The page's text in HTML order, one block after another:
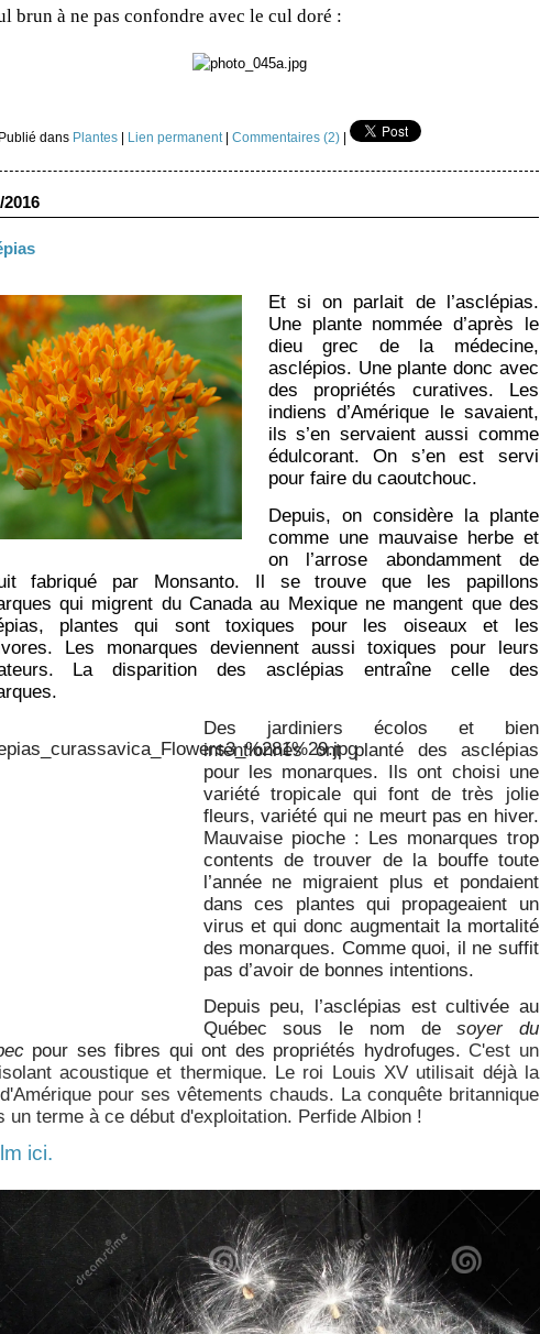
brun à ne pas confondre avec le cul doré :
dans Plantes| Lien permanent| Commentaires (2)|
2016
Et si on parlait de l’asclépias.
Une plante nommée d’après le
dieu grec de la médecine,
asclépios. Une plante donc avec
des propriétés curatives. Les
indiens d’Amérique le savaient,
ils s’en servaient aussi comme
édulcorant. On s’en est servi
pour faire du caoutchouc.
Depuis, on considère la plante
comme une mauvaise herbe et
on l’arrose abondamment de
fabriqué par Monsanto. Il se trouve que les papillons
qui migrent du Canada au Mexique ne mangent que des
plantes qui sont toxiques pour les oiseaux et les
Les monarques deviennent aussi toxiques pour leurs
La disparition des asclépias entraîne celle des
Des jardiniers écolos et bien
intentionnés ont planté des asclépias
pour les monarques. Ils ont choisi une
variété tropicale qui font de très jolie
fleurs, variété qui ne meurt pas en hiver.
Mauvaise pioche : Les monarques trop
contents de trouver de la bouffe toute
l’année ne migraient plus et pondaient
dans ces plantes qui propageaient un
virus et qui donc augmentait la mortalité
des monarques. Comme quoi, il ne suffit
pas d’avoir de bonnes intentions.
Depuis peu, l’asclépias est cultivée au
Québec sous le nom desoyer du
pour ses fibres qui ont des propriétés hydrofuges. C'est un
acoustique et thermique. Le roi Louis XV utilisait déjà la
pour ses vêtements chauds. La conquête britannique
un terme à ce début d'exploitation. Perfide Albion !
ici.